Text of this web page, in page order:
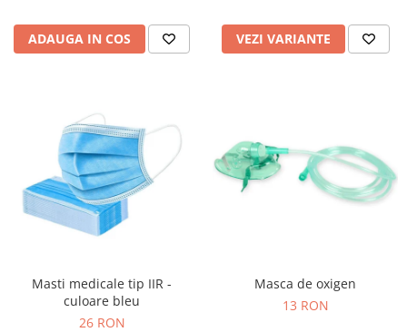
ADAUGA IN COS VEZI VARIANTE
Masti medicale tip IIR -
culoare bleu
26 RON
Masca de oxigen
13 RON